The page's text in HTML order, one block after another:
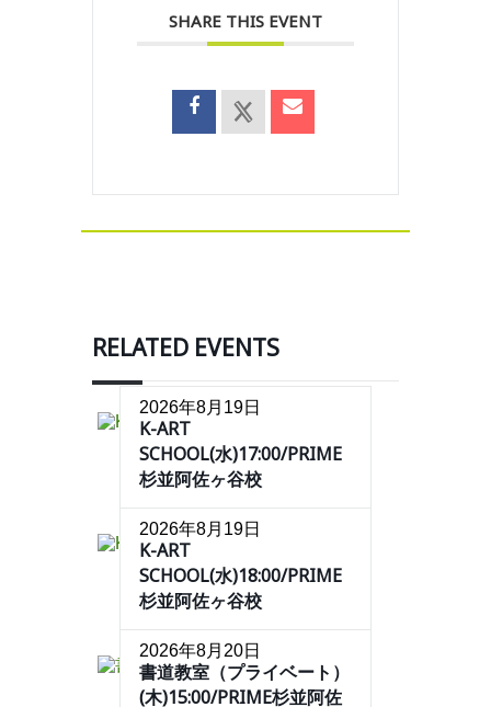
SHARE THIS EVENT
RELATED EVENTS
2026年8月19日
K-ART
SCHOOL(水)17:00/PRIME
杉並阿佐ヶ谷校
2026年8月19日
K-ART
SCHOOL(水)18:00/PRIME
杉並阿佐ヶ谷校
2026年8月20日
書道教室（プライベート）
(木)15:00/PRIME杉並阿佐